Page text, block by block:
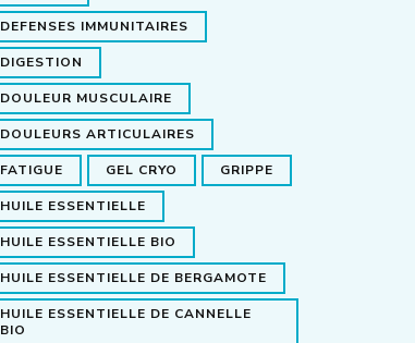
DEFENSES IMMUNITAIRES
DIGESTION
DOULEUR MUSCULAIRE
DOULEURS ARTICULAIRES
FATIGUE GEL CRYO GRIPPE
HUILE ESSENTIELLE
HUILE ESSENTIELLE BIO
HUILE ESSENTIELLE DE BERGAMOTE
HUILE ESSENTIELLE DE CANNELLE
BIO